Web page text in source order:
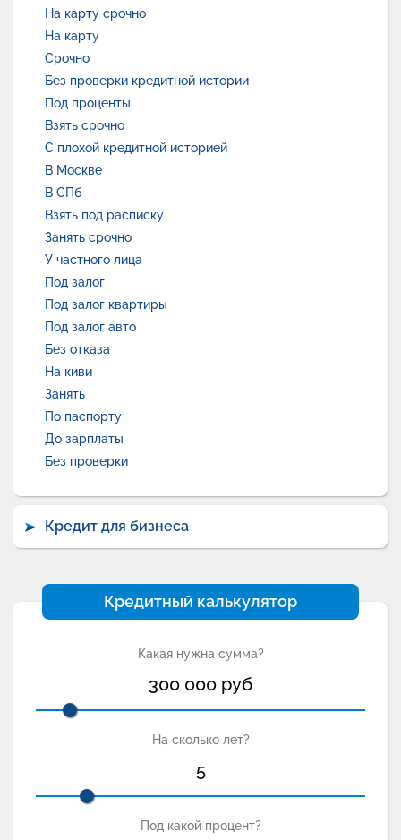
На карту срочно
На карту
Срочно
Без проверки кредитной истории
Под проценты
Взять срочно
С плохой кредитной историей
В Москве
В СПб
Взять под расписку
Занять срочно
У частного лица
Под залог
Под залог квартиры
Под залог авто
Без отказа
На киви
Занять
По паспорту
До зарплаты
Без проверки
Кредит для бизнеса
Кредитный калькулятор
Какая нужна сумма?
300 000 руб
На сколько лет?
5
Под какой процент?